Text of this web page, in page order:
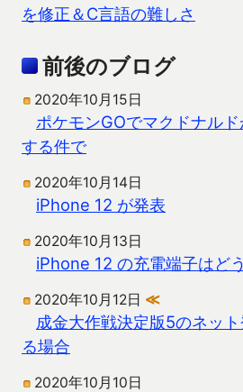
を修正＆C言語の難しさ
前後のブログ
2020年10月15日
ポケモンGOでマクドナル
する件で
2020年10月14日
iPhone 12 が発表
2020年10月13日
iPhone 12 の充電端子はど
2020年10月12日 ≪
成金大作戦決定版5のネッ
る場合
2020年10月10日